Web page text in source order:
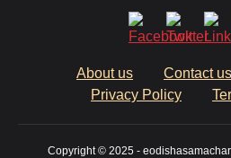
About us Contact us
Privacy Policy
Copyright © 2025 -